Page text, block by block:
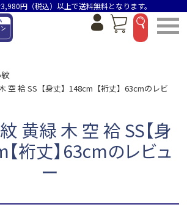
円（税込）以上で送料無料となります。
空 袷 SS【身丈】148cm【裄丈】63cmのレビ
紋 黄緑 木 空 袷 SS【身
【裄丈】63cmのレビュ
ー